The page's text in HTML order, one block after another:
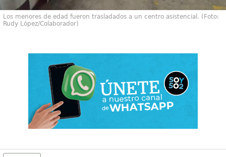
Los menores de edad fueron trasladados a un centro asistencial. (Foto:
Rudy López/Colaborador)